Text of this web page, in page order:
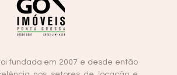
fundada em 2007 e desde então